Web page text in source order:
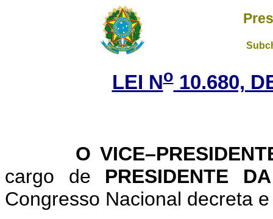
LEI No10.680,
O VICE–PRESIDENTE
cargo de PRESIDENTE
Congresso Nacional decreta